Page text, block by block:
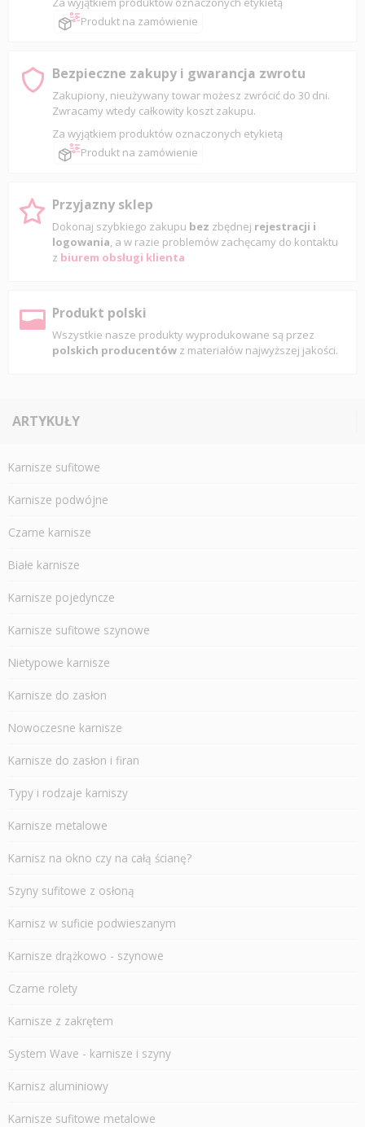
Produkt na zamówienie
Bezpieczne zakupy i gwarancja zwrotu
Zakupiony, nieużywany towar możesz zwrócić do 30 dni.
Zwracamy wtedy całkowity koszt zakupu.
Za wyjątkiem produktów oznaczonych etykietą
Produkt na zamówienie
Przyjazny sklep
Dokonaj szybkiego zakupu bez zbędnej rejestracji i
logowania, a w razie problemów zachęcamy do kontaktu
z biurem obsługi klienta
Produkt polski
Wszystkie nasze produkty wyprodukowane są przez
polskich producentów z materiałów najwyższej jakości.
ARTYKUŁY
Karnisze sufitowe
Karnisze podwójne
Czarne karnisze
Białe karnisze
Karnisze pojedyncze
Karnisze sufitowe szynowe
Nietypowe karnisze
Karnisze do zasłon
Nowoczesne karnisze
Karnisze do zasłon i firan
Typy i rodzaje karniszy
Karnisze metalowe
Karnisz na okno czy na całą ścianę?
Szyny sufitowe z osłoną
Karnisz w suficie podwieszanym
Karnisze drążkowo - szynowe
Czarne rolety
Karnisze z zakrętem
System Wave - karnisze i szyny
Karnisz aluminiowy
Karnisze sufitowe metalowe